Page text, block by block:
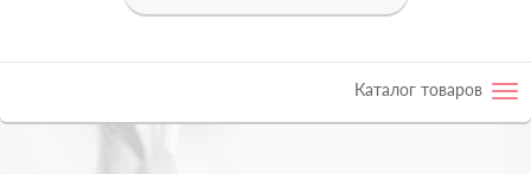
Каталог товаров